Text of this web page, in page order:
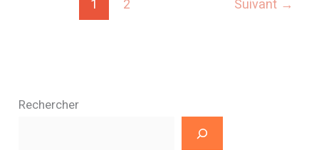
1 2 Suivant →
Rechercher